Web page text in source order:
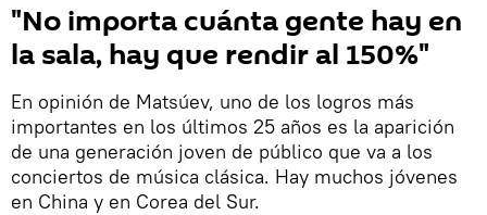
"No importa cuánta gente hay en
la sala, hay que rendir al 150%"
En opinión de Matsúev, uno de los logros más
importantes en los últimos 25 años es la aparición
de una generación joven de público que va a los
conciertos de música clásica. Hay muchos jóvenes
en China y en Corea del Sur.